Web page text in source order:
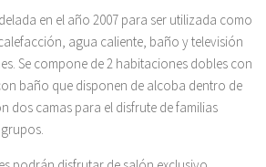
en el año 2007 para ser utilizada como
agua caliente, baño y televisión
Se compone de 2 habitaciones dobles con
baño que disponen de alcoba dentro de
dos camas para el disfrute de familias